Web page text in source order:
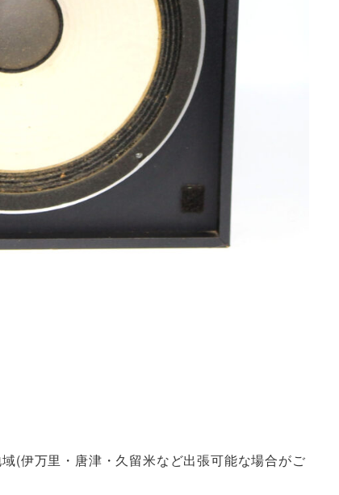
(伊万里・唐津・久留米など出張可能な場合がご